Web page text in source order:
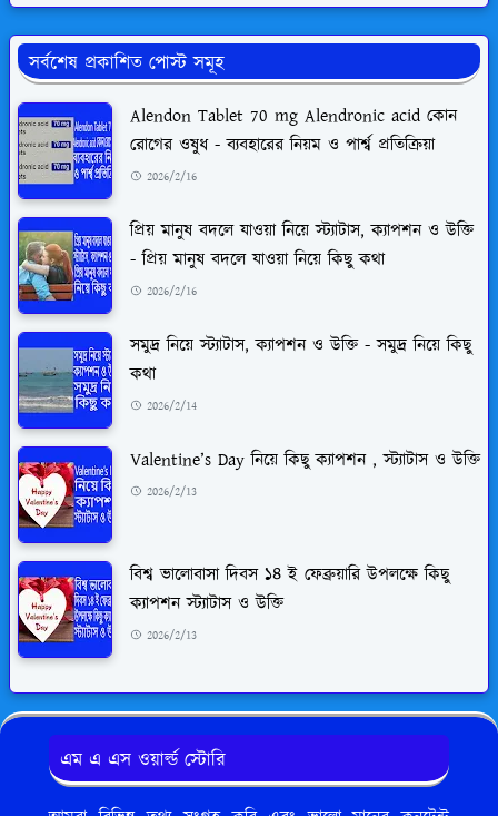
সর্বশেষ প্রকাশিত পোস্ট সমূহ
Alendon Tablet 70 mg Alendronic acid কোন
রোগের ওষুধ - ব্যবহারের নিয়ম ও পার্শ্ব প্রতিক্রিয়া
2026/2/16
প্রিয় মানুষ বদলে যাওয়া নিয়ে স্ট্যাটাস, ক্যাপশন ও উক্তি
- প্রিয় মানুষ বদলে যাওয়া নিয়ে কিছু কথা
2026/2/16
সমুদ্র নিয়ে স্ট্যাটাস, ক্যাপশন ও উক্তি - সমুদ্র নিয়ে কিছু
কথা
2026/2/14
Valentine’s Day নিয়ে কিছু ক্যাপশন , স্ট্যাটাস ও উক্তি
2026/2/13
বিশ্ব ভালোবাসা দিবস ১৪ ই ফেব্রুয়ারি উপলক্ষে কিছু
ক্যাপশন স্ট্যাটাস ও উক্তি
2026/2/13
এম এ এস ওয়ার্ল্ড স্টোরি